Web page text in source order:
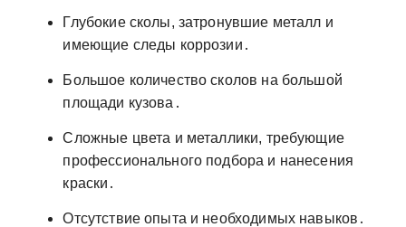
Глубокие сколы, затронувшие металл и
имеющие следы коррозии․
Большое количество сколов на большой
площади кузова․
Сложные цвета и металлики, требующие
профессионального подбора и нанесения
краски․
Отсутствие опыта и необходимых навыков․